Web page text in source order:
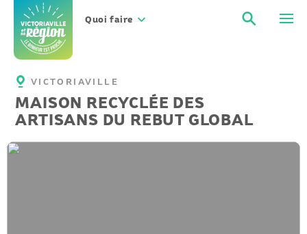
contenu
Quoi faire
VICTORIAVILLE
MAISON RECYCLÉE DES
ARTISANS DU REBUT GLOBAL